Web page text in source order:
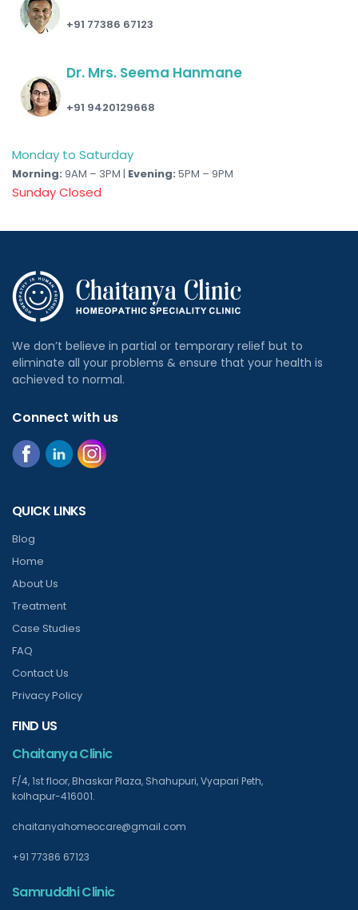
+91 77386 67123
Dr. Mrs. Seema Hanmane
+91 9420129668
Monday to Saturday
Morning: 9AM – 3PM | Evening: 5PM – 9PM
Sunday Closed
We don’t believe in partial or temporary relief but to
eliminate all your problems & ensure that your health is
achieved to normal.
Connect with us
QUICK LINKS
Blog
Home
About Us
Treatment
Case Studies
FAQ
Contact Us
Privacy Policy
FIND US
Chaitanya Clinic
F/4, 1st floor, Bhaskar Plaza, Shahupuri, Vyapari Peth,
kolhapur-416001.
chaitanyahomeocare@gmail.com
+91 77386 67123
Samruddhi Clinic